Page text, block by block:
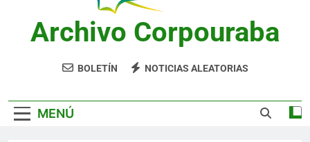
Publicación de Auto de Inicio de Trámite
Publicación de Auto de Inicio de Trámite
CITACIONES
Archivo Corpouraba
BOLETÍN NOTICIAS ALEATORIAS
MENÚ